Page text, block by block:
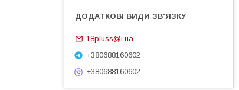
18pluss@i.ua
+380688160602
+380688160602